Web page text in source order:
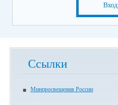
Вход
Ссылки
Минпросвещения России